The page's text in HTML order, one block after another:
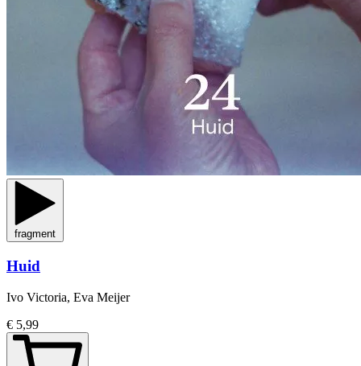
fragment
Huid
Ivo Victoria, Eva Meijer
€ 5,99